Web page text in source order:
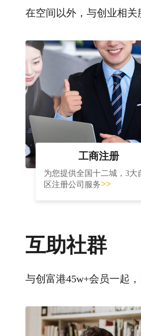
在空间以外，与创业相
工商注册
为您提供全国十二城，3大
区注册公司服务>>
互助社群
与创富港45w+会员一起